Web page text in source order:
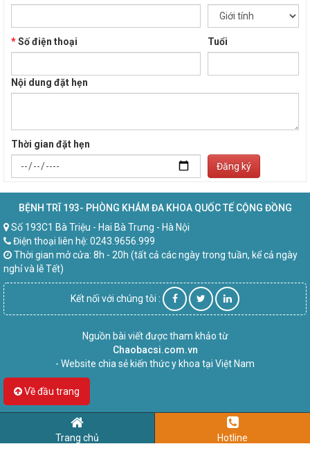
*Số điện thoại Tuổi
Nội dung đặt hẹn
Thời gian đặt hẹn
Đăng ký
BỆNH TRĨ 193- PHÒNG KHÁM ĐA KHOA QUỐC TẾ CỘNG ĐỒNG
Số 193C1 Bà Triệu - Hai Bà Trưng - Hà Nội
Điện thoại liên hệ: 0243.9656.999
Thời gian mở cửa: 8h - 20h (tất cả các ngày trong tuần, kể cả ngày
nghỉ và lễ Tết)
Kết nối với chúng tôi :
Nguồn bài viết được tham khảo từ
Chaobacsi.com.vn
- Website chia sẻ kiến thức y khoa tại Việt Nam
Về đầu trang
Trang chủ
Hotline